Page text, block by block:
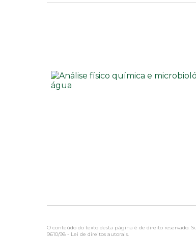
O conteúdo do texto desta página é de direito reservado.
9610/98 - Lei de direitos autorais.